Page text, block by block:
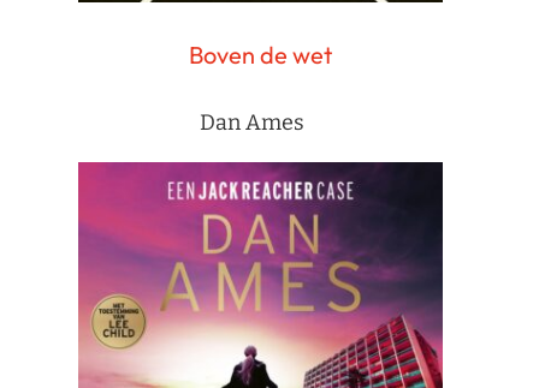
Boven de wet
Dan Ames